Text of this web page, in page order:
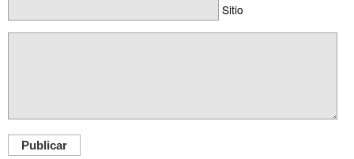
Sitio
Publicar